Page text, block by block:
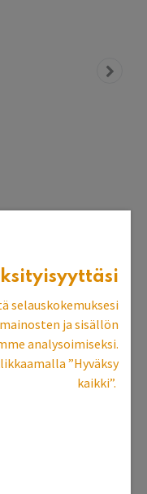
-tuoli,
selauskokemuksesi
ja sisällön
analysoimiseksi.
”Hyväksy
kaikki”.